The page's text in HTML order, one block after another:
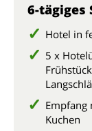
6-tägiges
Hotel in
5 x
Empfang
Kuchen